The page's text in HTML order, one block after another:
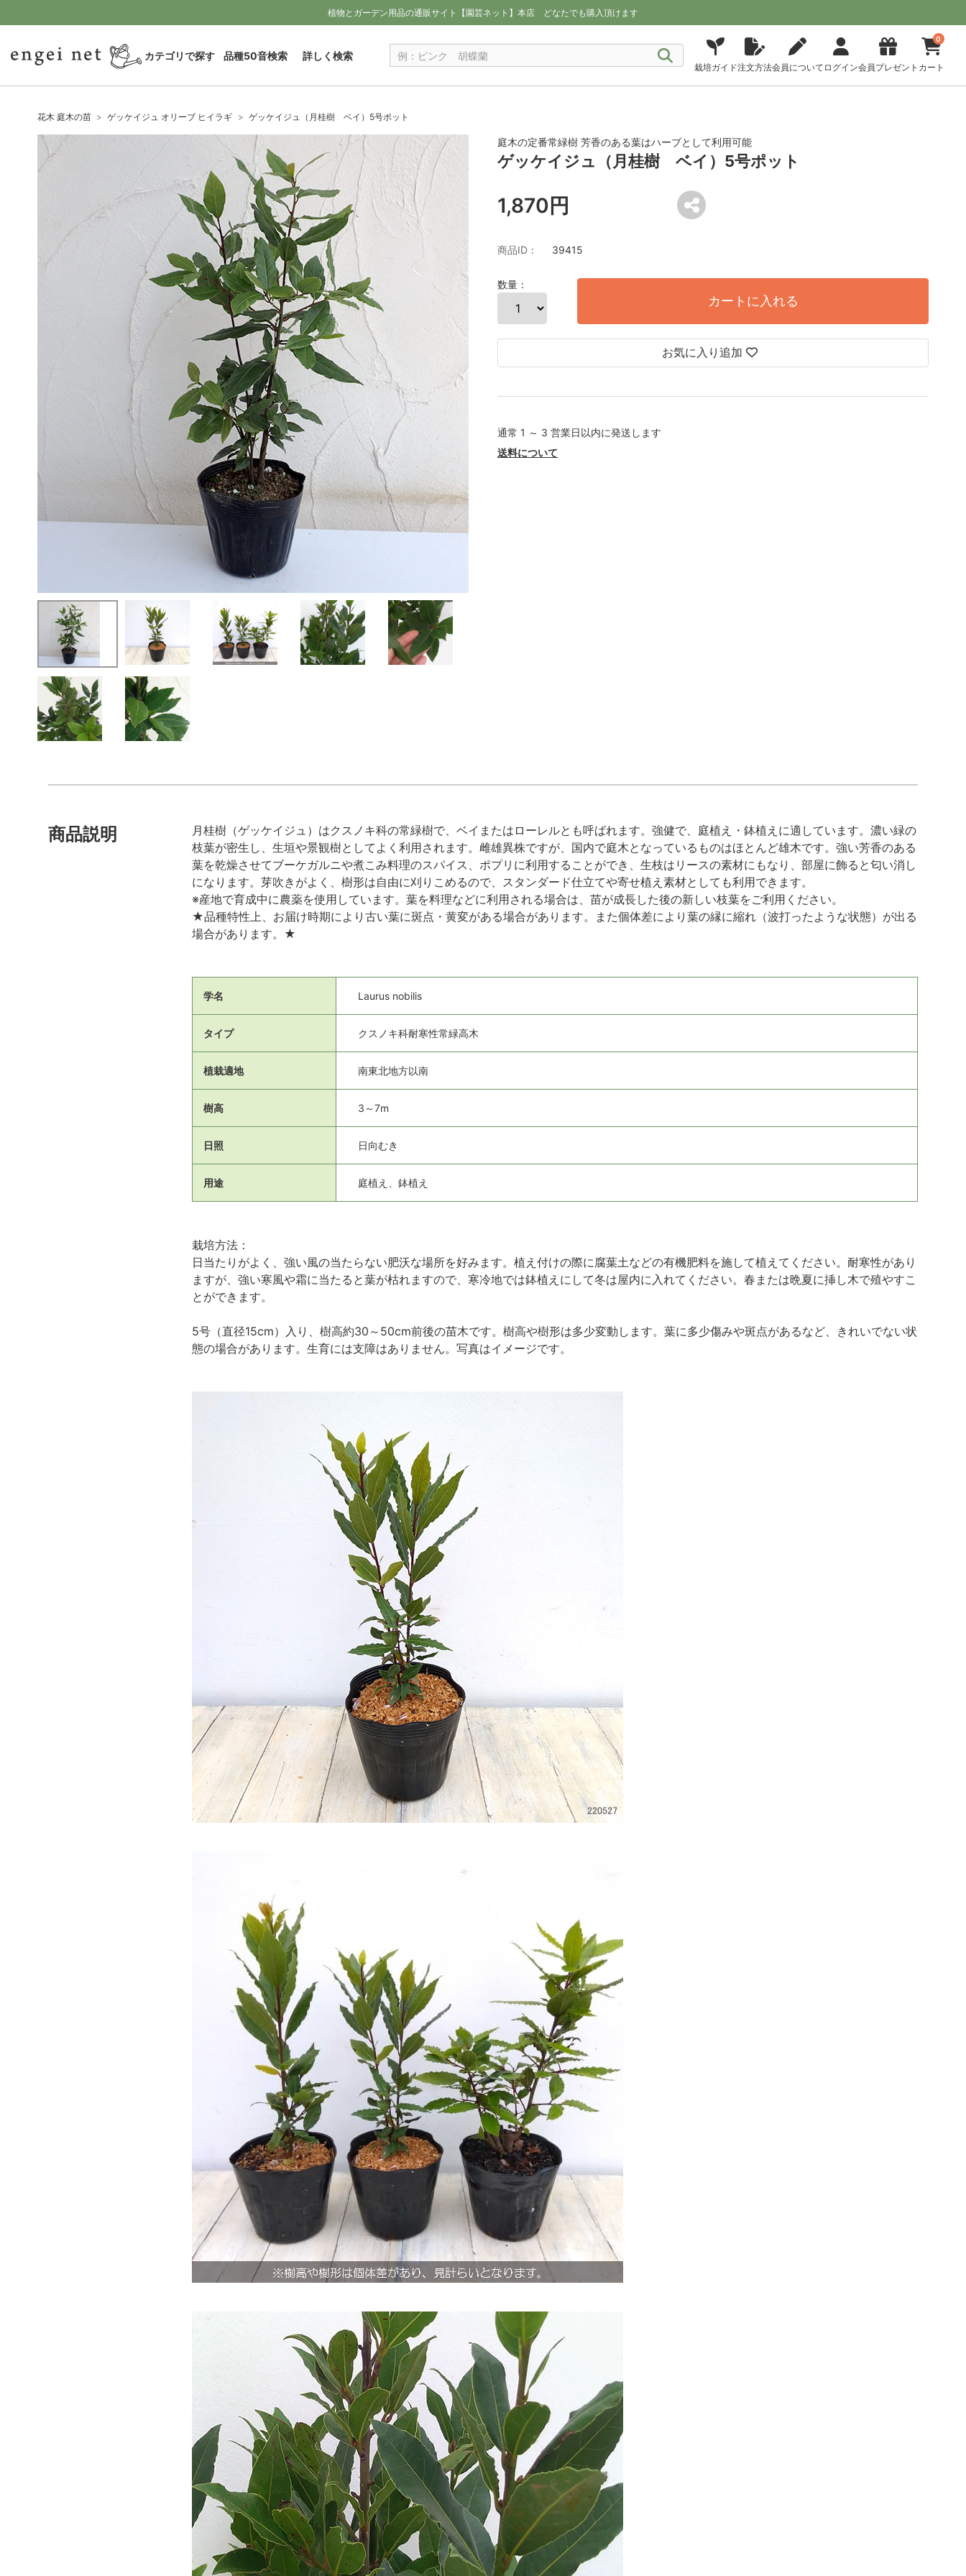
植物とガーデン用品の通販サイト【園芸ネット】本店 どなたでも購入頂けます
カテゴリで探す 品種50音検索 詳しく検索
栽培ガイド注文方法会員について ログイン会員プレゼント
0
カート
花木 庭木の苗 ゲッケイジュ オリーブ ヒイラギ ゲッケイジュ（月桂樹 ベイ）5号ポット
庭木の定番常緑樹 芳香のある葉はハーブとして利用可能
ゲッケイジュ（月桂樹 ベイ）5号ポット
1,870円
商品ID： 39415
数量：
カートに入れる
お気に入り追加
通常 1 ～ 3 営業日以内に発送します
送料について
商品説明
月桂樹（ゲッケイジュ）はクスノキ科の常緑樹で、ベイまたはローレルとも呼ばれます。強健で、庭植え・鉢植えに適しています。濃い緑の
枝葉が密生し、生垣や景観樹としてよく利用されます。雌雄異株ですが、国内で庭木となっているものはほとんど雄木です。強い芳香のある
葉を乾燥させてブーケガルニや煮こみ料理のスパイス、ポプリに利用することができ、生枝はリースの素材にもなり、部屋に飾ると匂い消し
になります。芽吹きがよく、樹形は自由に刈りこめるので、スタンダード仕立てや寄せ植え素材としても利用できます。
※産地で育成中に農薬を使用しています。葉を料理などに利用される場合は、苗が成長した後の新しい枝葉をご利用ください。
★品種特性上、お届け時期により古い葉に斑点・黄変がある場合があります。また個体差により葉の縁に縮れ（波打ったような状態）が出る
場合があります。★
学名 Laurus nobilis
タイプ クスノキ科耐寒性常緑高木
植栽適地 南東北地方以南
樹高 3～7m
日照 日向むき
用途 庭植え、鉢植え
栽培方法：
日当たりがよく、強い風の当たらない肥沃な場所を好みます。植え付けの際に腐葉土などの有機肥料を施して植えてください。耐寒性があり
ますが、強い寒風や霜に当たると葉が枯れますので、寒冷地では鉢植えにして冬は屋内に入れてください。春または晩夏に挿し木で殖やすこ
とができます。
5号（直径15cm）入り、樹高約30～50cm前後の苗木です。樹高や樹形は多少変動します。葉に多少傷みや斑点があるなど、きれいでない状
態の場合があります。生育には支障はありません。写真はイメージです。